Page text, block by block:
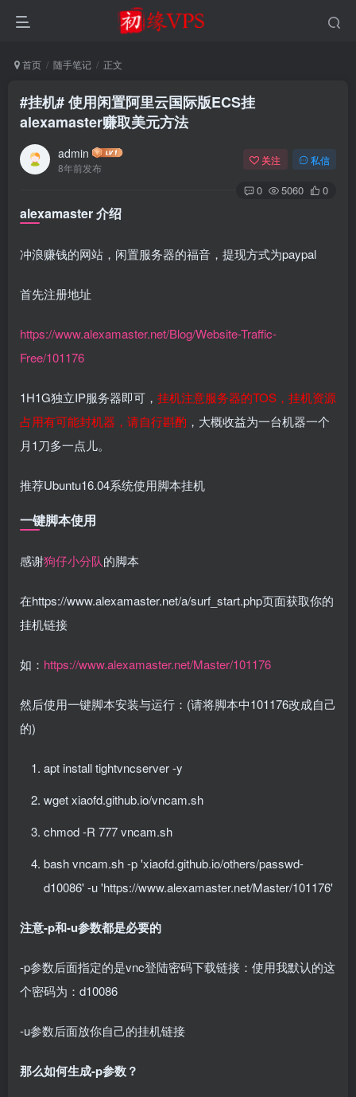
首页 随手笔记 正文
#挂机# 使用闲置阿里云国际版ECS挂
alexamaster赚取美元方法
admin
8年前发布
关注 私信
0 5060 0
alexamaster 介绍
冲浪赚钱的网站，闲置服务器的福音，提现方式为paypal
首先注册地址
https://www.alexamaster.net/Blog/Website-Traffic-
Free/101176
1H1G独立IP服务器即可， 挂机注意服务器的TOS，挂机资源
占用有可能封机器，请自行斟酌 ，大概收益为一台机器一个
月1刀多一点儿。
推荐Ubuntu16.04系统使用脚本挂机
一键脚本使用
感谢狗仔小分队的脚本
在https://www.alexamaster.net/a/surf_start.php页面获取你的
挂机链接
如： https://www.alexamaster.net/Master/101176
然后使用一键脚本安装与运行：(请将脚本中101176改成自己
的)
apt install tightvncserver -y
wget xiaofd.github.io/vncam.sh
chmod -R 777 vncam.sh
bash vncam.sh -p 'xiaofd.github.io/others/passwd-
d10086' -u 'https://www.alexamaster.net/Master/101176'
注意-p和-u参数都是必要的
-p参数后面指定的是vnc登陆密码下载链接：使用我默认的这
个密码为：d10086
-u参数后面放你自己的挂机链接
那么如何生成-p参数？